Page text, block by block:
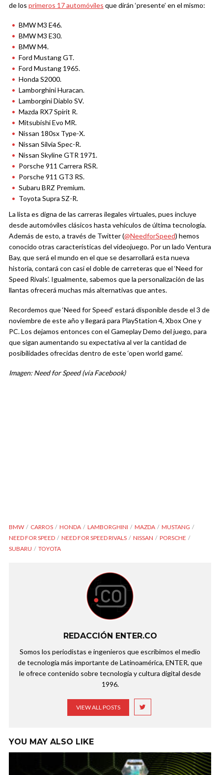
de los primeros 17 automóviles que dirán ‘presente’ en el mismo:
BMW M3 E46.
BMW M3 E30.
BMW M4.
Ford Mustang GT.
Ford Mustang 1965.
Honda S2000.
Lamborghini Huracan.
Lamborgini Diablo SV.
Mazda RX7 Spirit R.
Mitsubishi Evo MR.
Nissan 180sx Type-X.
Nissan Silvia Spec-R.
Nissan Skyline GTR 1971.
Porsche 911 Carrera RSR.
Porsche 911 GT3 RS.
Subaru BRZ Premium.
Toyota Supra SZ-R.
La lista es digna de las carreras ilegales virtuales, pues incluye
desde automóviles clásicos hasta vehículos de última tecnología.
Además de esto, a través de Twitter (@NeedforSpeed) hemos
conocido otras características del videojuego. Por un lado Ventura
Bay, que será el mundo en el que se desarrollará esta nueva
historia, contará con casi el doble de carreteras que el ‘Need for
Speed Rivals’. Igualmente, sabemos que la personalización de las
llantas ofrecerá muchas más alternativas que antes.
Recordemos que ‘Need for Speed’ estará disponible desde el 3 de
noviembre de este año y llegará para PlayStation 4, Xbox One y
PC. Los dejamos entonces con el Gameplay Demo del juego, para
que sigan aumentando su expectativa al ver la cantidad de
posibilidades ofrecidas dentro de este ‘open world game’.
Imagen: Need for Speed (vía Facebook)
BMW CARROS HONDA LAMBORGHINI MAZDA
MUSTANG
NEED FOR SPEED
NEED FOR SPEED RIVALS NISSAN
PORSCHE
SUBARU
TOYOTA
REDACCIÓN ENTER.CO
Somos los periodistas e ingenieros que escribimos el medio
de tecnología más importante de Latinoamérica, ENTER, que
le ofrece contenido sobre tecnología y cultura digital desde
1996.
VIEW ALL POSTS
YOU MAY ALSO LIKE